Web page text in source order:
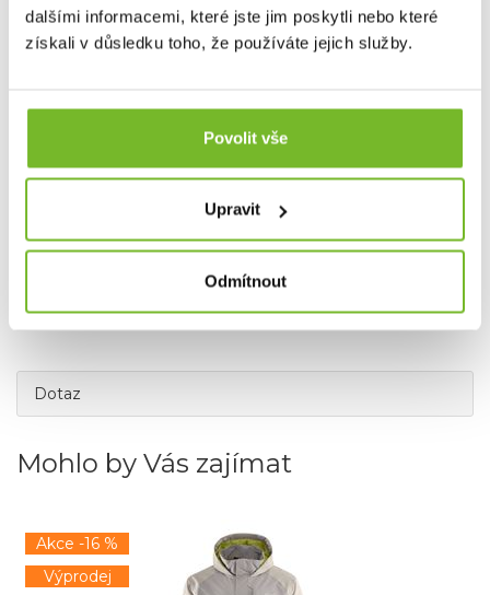
dalšími informacemi, které jste jim poskytli nebo které
získali v důsledku toho, že používáte jejich služby.
Povolit vše
Upravit
Odmítnout
SAVETHEDAY.CZ je hrdý exkluzivní distributor značky
Grundéns pro Českou republiku a Slovensko.
Dotaz
Mohlo by Vás zajímat
Akce -16 %
Výprodej